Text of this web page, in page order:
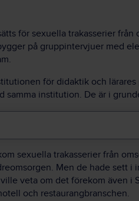
för sexuella trakasserier från
på gruppintervjuer med
för didaktik och lärares
institution. De är i
sexuella trakasserier från
Men de hade sett i
veta om det förekom även i
och restaurangbranschen.